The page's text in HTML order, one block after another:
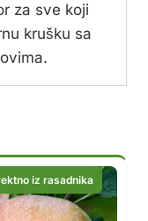
za sve koji
krušku sa